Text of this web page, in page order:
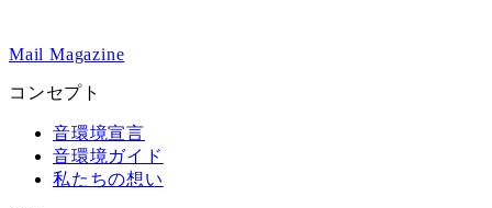
Mail Magazine
コンセプト
音環境宣言
音環境ガイド
私たちの想い